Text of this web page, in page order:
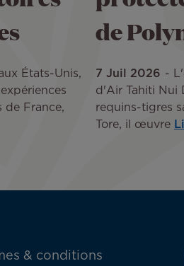
États-Unis,
de France,
de
7 Juil 2026
d'Air Tahiti Nui
requins-tigres
Tore, il œuvre
& conditions